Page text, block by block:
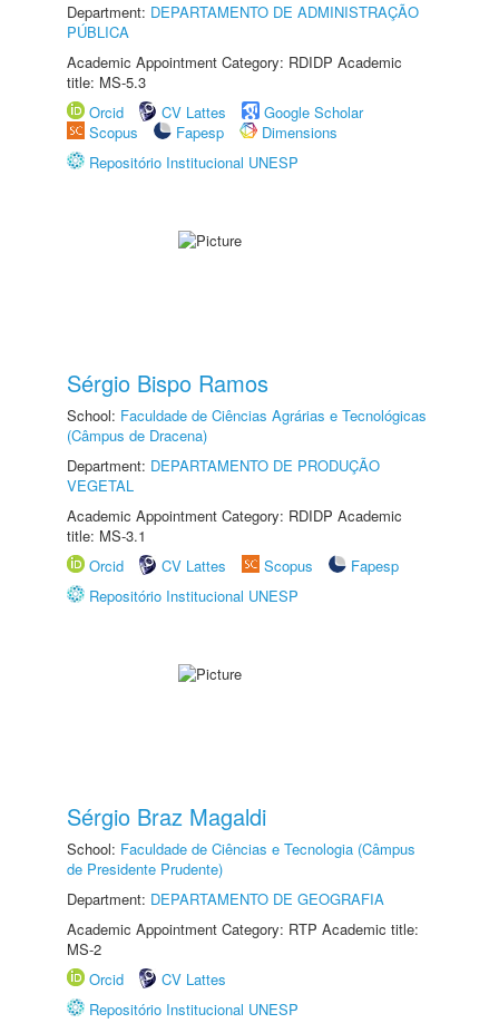
Department: DEPARTAMENTO DE ADMINISTRAÇÃO
PÚBLICA
Academic Appointment Category: RDIDP Academic
title: MS-5.3
Orcid
CV Lattes
Google Scholar
Scopus
Fapesp
Dimensions
Repositório Institucional UNESP
Sérgio Bispo Ramos
School: Faculdade de Ciências Agrárias e Tecnológicas
(Câmpus de Dracena)
Department: DEPARTAMENTO DE PRODUÇÃO
VEGETAL
Academic Appointment Category: RDIDP Academic
title: MS-3.1
Orcid
CV Lattes Scopus
Fapesp
Repositório Institucional UNESP
Sérgio Braz Magaldi
School: Faculdade de Ciências e Tecnologia (Câmpus
de Presidente Prudente)
Department: DEPARTAMENTO DE GEOGRAFIA
Academic Appointment Category: RTP Academic title:
MS-2
Orcid
CV Lattes
Repositório Institucional UNESP